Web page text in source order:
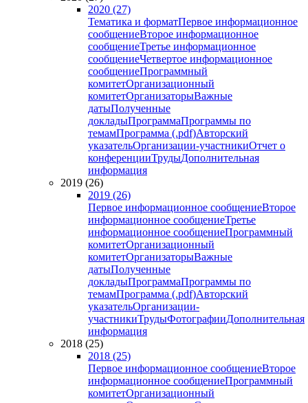
2020 (27)
Тематика и форматПервое информационное
сообщениеВторое информационное
сообщениеТретье информационное
сообщениеЧетвертое информационное
сообщениеПрограммный
комитетОрганизационный
комитетОрганизаторыВажные
датыПолученные
докладыПрограммаПрограммы по
темамПрограмма (.pdf)Авторский
указательОрганизации-участникиОтчет о
конференцииТрудыДополнительная
информация
2019 (26)
2019 (26)
Первое информационное сообщениеВторое
информационное сообщениеТретье
информационное сообщениеПрограммный
комитетОрганизационный
комитетОрганизаторыВажные
датыПолученные
докладыПрограммаПрограммы по
темамПрограмма (.pdf)Авторский
указательОрганизации-
участникиТрудыФотографииДополнительная
информация
2018 (25)
2018 (25)
Первое информационное сообщениеВторое
информационное сообщениеПрограммный
комитетОрганизационный